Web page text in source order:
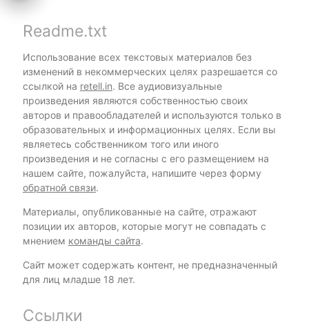
Readme.txt
Использование всех текстовых материалов без
изменений в некоммерческих целях разрешается со
ссылкой на retell.in. Все аудиовизуальные
произведения являются собственностью своих
авторов и правообладателей и используются только в
образовательных и информационных целях. Если вы
являетесь собственником того или иного
произведения и не согласны с его размещением на
нашем сайте, пожалуйста, напишите через форму
обратной связи.
Материалы, опубликованные на сайте, отражают
позиции их авторов, которые могут не совпадать с
мнением команды сайта.
Сайт может содержать контент, не предназначенный
для лиц младше 18 лет.
Ссылки